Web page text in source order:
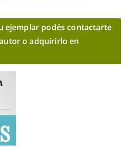
ejemplar podés contactarte
o adquirirlo en